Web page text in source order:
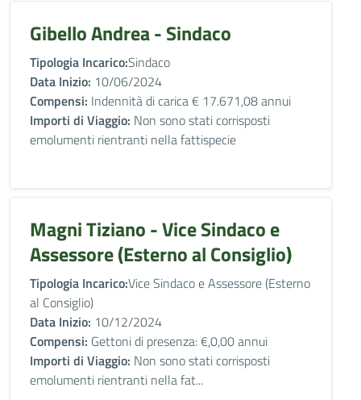
Gibello Andrea - Sindaco
Tipologia Incarico:Sindaco
Data Inizio: 10/06/2024
Compensi: Indennità di carica € 17.671,08 annui
Importi di Viaggio: Non sono stati corrisposti
emolumenti rientranti nella fattispecie
Magni Tiziano - Vice Sindaco e
Assessore (Esterno al Consiglio)
Tipologia Incarico:Vice Sindaco e Assessore (Esterno
al Consiglio)
Data Inizio: 10/12/2024
Compensi: Gettoni di presenza: €,0,00 annui
Importi di Viaggio: Non sono stati corrisposti
emolumenti rientranti nella fat...